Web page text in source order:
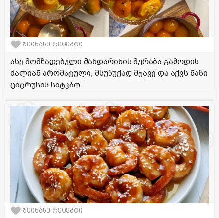
შეინახე რეცეპტი
ასე მომზადებული მანდარინის მურაბა გამოდის
ძალიან არომატული, მსუბუქად მჟავე და აქვს ნაზი
ციტრუსის სიტკბო
შეინახე რეცეპტი